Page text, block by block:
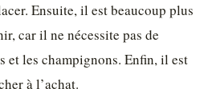
Ensuite, il est beaucoup plus
car il ne nécessite pas de
et les champignons. Enfin, il est
à l’achat.